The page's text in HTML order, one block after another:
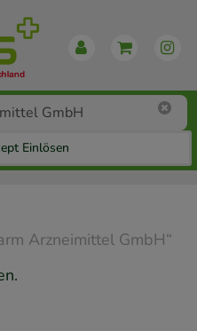
Einlösen
Arzneimittel GmbH“